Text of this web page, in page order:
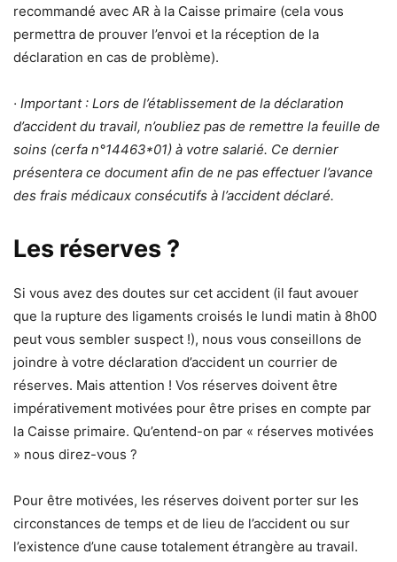
recommandé avec AR à la Caisse primaire (cela vous
permettra de prouver l’envoi et la réception de la
déclaration en cas de problème).
· Important : Lors de l’établissement de la déclaration
d’accident du travail, n’oubliez pas de remettre la feuille de
soins (cerfa n°14463*01) à votre salarié. Ce dernier
présentera ce document afin de ne pas effectuer l’avance
des frais médicaux consécutifs à l’accident déclaré.
Les réserves ?
Si vous avez des doutes sur cet accident (il faut avouer
que la rupture des ligaments croisés le lundi matin à 8h00
peut vous sembler suspect !), nous vous conseillons de
joindre à votre déclaration d’accident un courrier de
réserves. Mais attention ! Vos réserves doivent être
impérativement motivées pour être prises en compte par
la Caisse primaire. Qu’entend-on par « réserves motivées
» nous direz-vous ?
Pour être motivées, les réserves doivent porter sur les
circonstances de temps et de lieu de l’accident ou sur
l’existence d’une cause totalement étrangère au travail.